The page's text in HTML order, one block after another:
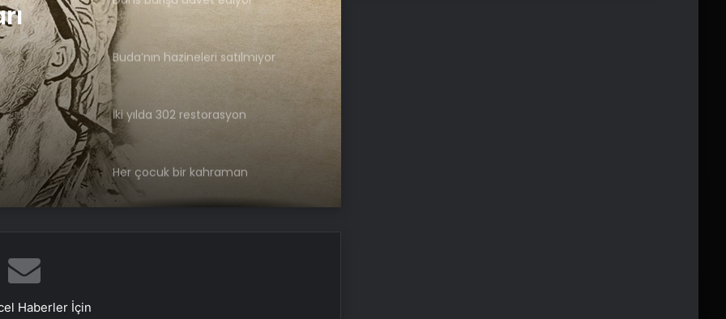
Buda’nın hazineleri satılmıyor
İki yılda 302 restorasyon
Her çocuk bir kahraman
Ahu Yağtu: Her şey netleşti
Haberler İçin